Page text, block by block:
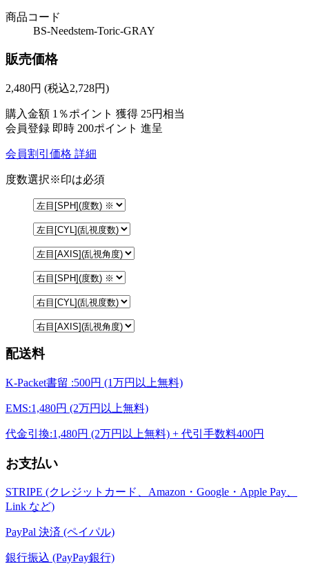
商品コード
BS-Needstem-Toric-GRAY
販売価格
2,480円 (税込2,728円)
購入金額 1％ポイント 獲得 25円相当
会員登録 即時 200ポイント 進呈
会員割引価格 詳細
度数選択※印は必須
配送料
K-Packet書留 :500円 (1万円以上無料)
EMS:1,480円 (2万円以上無料)
代金引換:1,480円 (2万円以上無料) + 代引手数料400円
お支払い
STRIPE (クレジットカード、Amazon・Google・Apple Pay、
Link など)
PayPal 決済 (ペイパル)
銀行振込 (PayPay銀行)